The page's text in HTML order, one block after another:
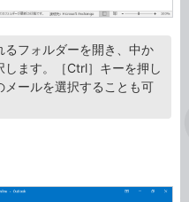
フォルダーを開き、中か
ます。［Ctrl］キーを押し
ールを選択することも可